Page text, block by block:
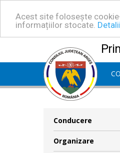
Acest site folosește
informațiilor stocate. Detalii
Conducere
Organizare